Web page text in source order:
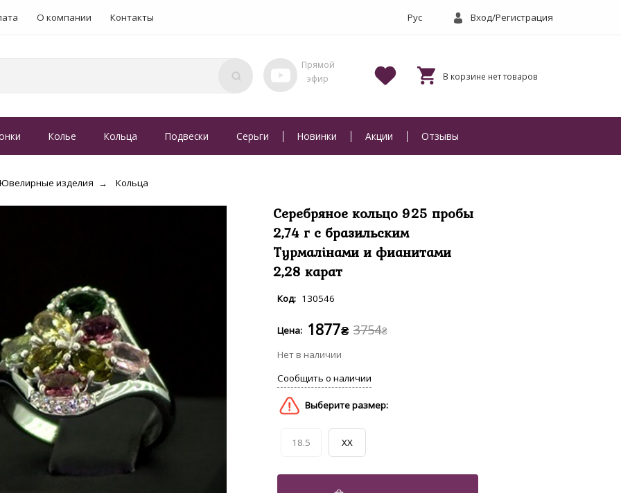
О компании Контакты Вход/Регистрация
Колье Кольца Подвески Серьги Новинки Акции Отзывы
Ювелирные изделия Кольца
Серебряное кольцо 925 пробы
2,74 г с бразильским
Турмалінами и фианитами
2,28 карат
130546
3754₴
1877₴
18.5 XX